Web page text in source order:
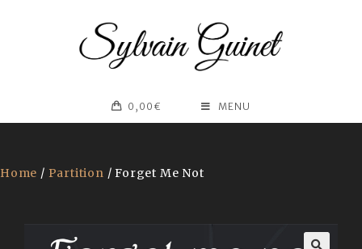
0,00 € MENU
Home / Partition / Forget Me Not